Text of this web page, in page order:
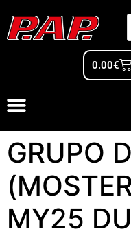
0.00€
GRUPO
MY25